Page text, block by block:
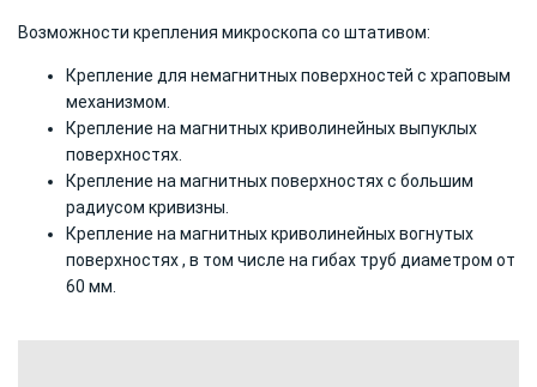
Возможности крепления микроскопа со штативом:
Крепление для немагнитных поверхностей с храповым
механизмом.
Крепление на магнитных криволинейных выпуклых
поверхностях.
Крепление на магнитных поверхностях с большим
радиусом кривизны.
Крепление на магнитных криволинейных вогнутых
поверхностях , в том числе на гибах труб диаметром от
60 мм.